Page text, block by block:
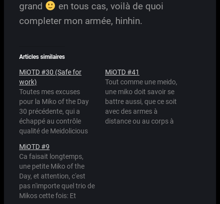
grand
en tous cas, voilà de quoi
completer mon armée, hinhin.
Articles similaires
MiOTD #30 (Safe for
work)
Toutes mes excuses
pour la Miko of the Day
30 précédente, qui a
échappé au contrôle
qualité de Meidolicious
les relations
diplomatiques entre
Maid Land et Miko Land,
mais rassurez-vous, tout
le monde travaille dur
pour que l'entente
MiOTD #41
Tout comme une meido,
une miko doit savoir se
battre aussi, que ce soit
avec des armes à
distance ou au corps à
MiOTD #9
Ca faisait longtemps,
une petite Miko of the
Day, et attention, c'est
pas n'importe quel trio de
Mikos cette fois: Et